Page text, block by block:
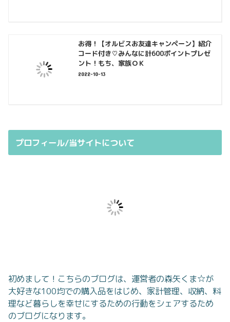
お得！【オルビスお友達キャンペーン】紹介
コード付き♡みんなに計600ポイントプレゼ
ント！もち、家族ＯＫ
2022-10-13
プロフィール/当サイトについて
初めまして！こちらのブログは、運営者の森矢くま☆が
大好きな100均での購入品をはじめ、家計管理、収納、料
理など暮らしを幸せにするための行動をシェアするため
のブログになります。